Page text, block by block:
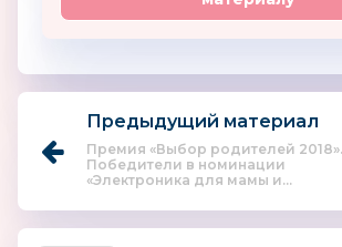
Предыдущий материал
Премия «Выбор родителей 2018».
Победители в номинации
«Электроника для мамы и...